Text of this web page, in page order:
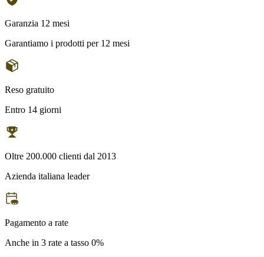
Garanzia 12 mesi
Garantiamo i prodotti per 12 mesi
Reso gratuito
Entro 14 giorni
Oltre 200.000 clienti dal 2013
Azienda italiana leader
Pagamento a rate
Anche in 3 rate a tasso 0%